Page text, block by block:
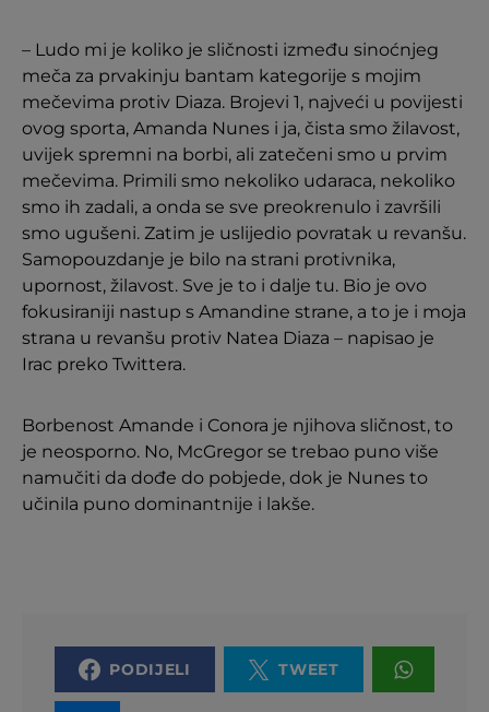
– Ludo mi je koliko je sličnosti između sinoćnjeg
meča za prvakinju bantam kategorije s mojim
mečevima protiv Diaza. Brojevi 1, najveći u povijesti
ovog sporta, Amanda Nunes i ja, čista smo žilavost,
uvijek spremni na borbi, ali zatečeni smo u prvim
mečevima. Primili smo nekoliko udaraca, nekoliko
smo ih zadali, a onda se sve preokrenulo i završili
smo ugušeni. Zatim je uslijedio povratak u revanšu.
Samopouzdanje je bilo na strani protivnika,
upornost, žilavost. Sve je to i dalje tu. Bio je ovo
fokusiraniji nastup s Amandine strane, a to je i moja
strana u revanšu protiv Natea Diaza – napisao je
Irac preko Twittera.
Borbenost Amande i Conora je njihova sličnost, to
je neosporno. No, McGregor se trebao puno više
namučiti da dođe do pobjede, dok je Nunes to
učinila puno dominantnije i lakše.
PODIJELI TWEET